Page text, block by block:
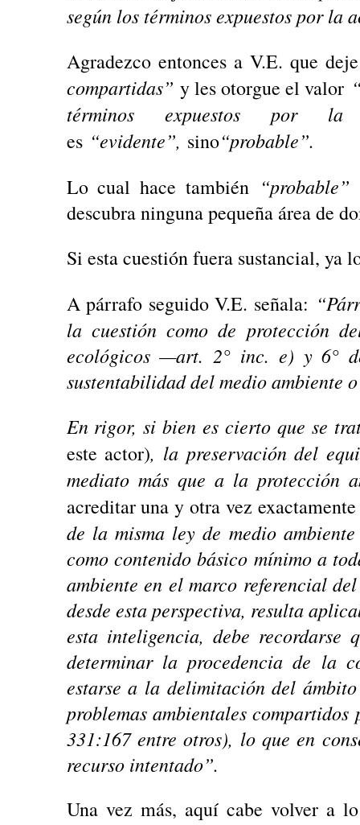
según los términos expuestos por la
Agradezco entonces a V.E. que
compartidas” y les otorgue el valor
términos expuestos por
es “evidente”, sino“probable”.
Lo cual hace también “probable”
descubra ninguna pequeña área de
Si esta cuestión fuera sustancial, ya
A párrafo seguido V.E. señala:
la cuestión como de protección
ecológicos —art. 2° inc. e) y 6°
sustentabilidad del medio ambiente
En rigor, si bien es cierto que se
este actor), la preservación del
mediato más que a la protección
acreditar una y otra vez
de la misma ley de medio
como contenido básico mínimo a
ambiente en el marco referencial
desde esta perspectiva, resulta
esta inteligencia, debe
determinar la procedencia de la
estarse a la delimitación del
problemas ambientales
331:167 entre otros), lo que en
recurso intentado”.
Una vez más, aquí cabe volver a